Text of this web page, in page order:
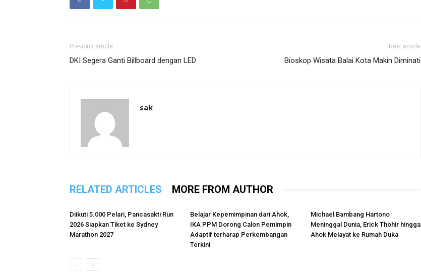
Previous article
DKI Segera Ganti Billboard dengan LED
Next article
Bioskop Wisata Balai Kota Makin Diminati
sak
RELATED ARTICLES MORE FROM AUTHOR
Diikuti 5.000 Pelari, Pancasakti Run
2026 Siapkan Tiket ke Sydney
Marathon 2027
Belajar Kepemimpinan dari Ahok,
IKA PPM Dorong Calon Pemimpin
Adaptif terharap Perkembangan
Terkini
Michael Bambang Hartono
Meninggal Dunia, Erick Thohir hingga
Ahok Melayat ke Rumah Duka